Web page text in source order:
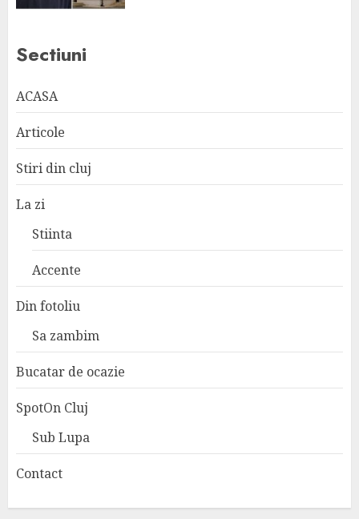
Sectiuni
ACASA
Articole
Stiri din cluj
La zi
Stiinta
Accente
Din fotoliu
Sa zambim
Bucatar de ocazie
SpotOn Cluj
Sub Lupa
Contact